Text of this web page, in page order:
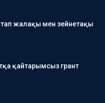
жалақы мен зейнетақы
қайтарымсыз грант